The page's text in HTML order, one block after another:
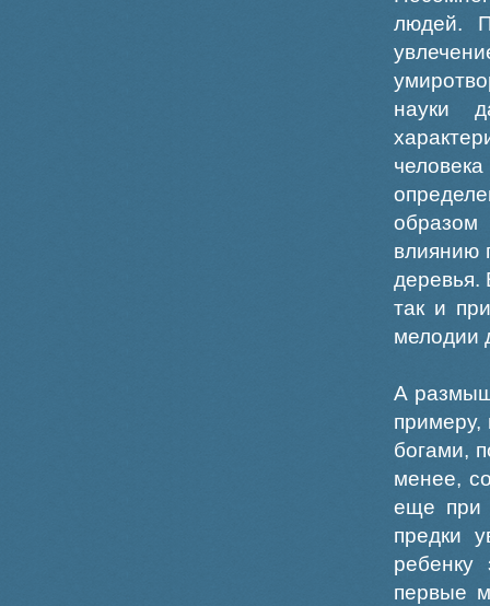
людей.
науки
образом
влиянию
деревья.
так и
мелодии
А
богами,
менее,
еще при
предки
ребенку
первые